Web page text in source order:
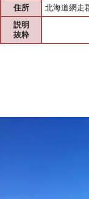
住所
北海道網走
説明
抜粋